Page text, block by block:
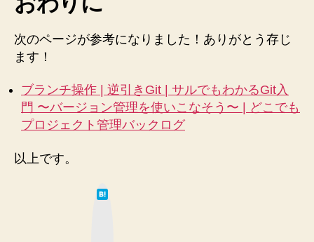
次のページが参考になりました！ありがとう存じ
ます！
ブランチ操作 | 逆引きGit | サルでもわかるGit入
門 〜バージョン管理を使いこなそう〜 | どこでも
プロジェクト管理バックログ
以上です。